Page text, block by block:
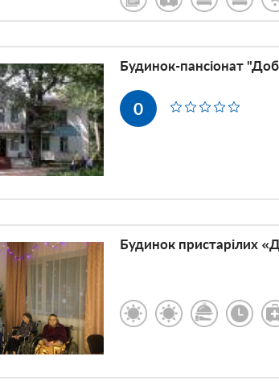
Будинок-пансіонат
0
Будинок пристарілих